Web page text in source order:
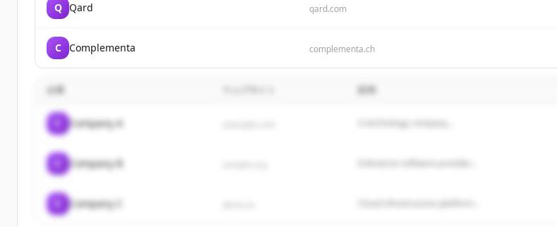
Q Qard qard.com
C Complementa complementa.ch
企業
Company A A technology company...
Company B
Company C